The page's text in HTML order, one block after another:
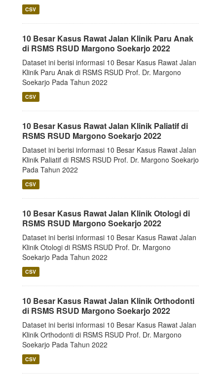
CSV
10 Besar Kasus Rawat Jalan Klinik Paru Anak
di RSMS RSUD Margono Soekarjo 2022
Dataset ini berisi informasi 10 Besar Kasus Rawat Jalan
Klinik Paru Anak di RSMS RSUD Prof. Dr. Margono
Soekarjo Pada Tahun 2022
CSV
10 Besar Kasus Rawat Jalan Klinik Paliatif di
RSMS RSUD Margono Soekarjo 2022
Dataset ini berisi informasi 10 Besar Kasus Rawat Jalan
Klinik Paliatif di RSMS RSUD Prof. Dr. Margono Soekarjo
Pada Tahun 2022
CSV
10 Besar Kasus Rawat Jalan Klinik Otologi di
RSMS RSUD Margono Soekarjo 2022
Dataset ini berisi informasi 10 Besar Kasus Rawat Jalan
Klinik Otologi di RSMS RSUD Prof. Dr. Margono
Soekarjo Pada Tahun 2022
CSV
10 Besar Kasus Rawat Jalan Klinik Orthodonti
di RSMS RSUD Margono Soekarjo 2022
Dataset ini berisi informasi 10 Besar Kasus Rawat Jalan
Klinik Orthodonti di RSMS RSUD Prof. Dr. Margono
Soekarjo Pada Tahun 2022
CSV